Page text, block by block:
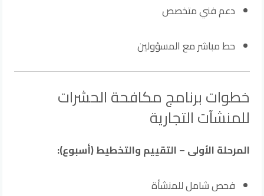
دعم فني متخصص
حط مباشر مع المسؤولين
خطوات برنامج مكافحة الحشرات
للمنشآت التجارية
المرحلة الأولى – التقييم والتخطيط (أسبوع):
فحص شامل للمنشأة